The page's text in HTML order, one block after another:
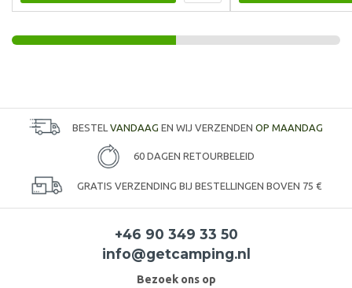
BESTEL VANDAAG EN WIJ VERZENDEN OP MAANDAG
60 DAGEN RETOURBELEID
GRATIS VERZENDING BIJ BESTELLINGEN BOVEN 75 €
+46 90 349 33 50
info@getcamping.nl
Bezoek ons op